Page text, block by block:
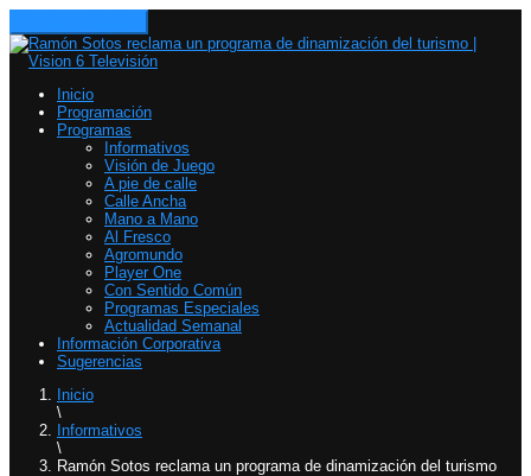
Inicio
Programación
Programas
Informativos
Visión de Juego
A pie de calle
Calle Ancha
Mano a Mano
Al Fresco
Agromundo
Player One
Con Sentido Común
Programas Especiales
Actualidad Semanal
Información Corporativa
Sugerencias
Inicio
\
Informativos
\
Ramón Sotos reclama un programa de dinamización del turismo